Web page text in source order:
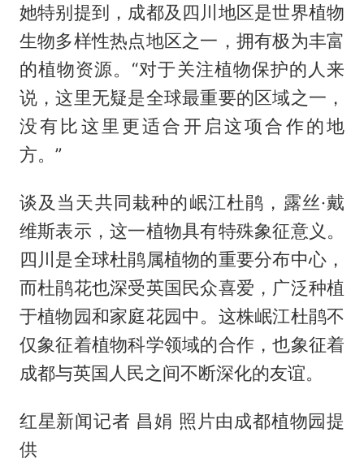
她特别提到，成都及四川地区是世界植物
生物多样性热点地区之一，拥有极为丰富
的植物资源。“对于关注植物保护的人来
说，这里无疑是全球最重要的区域之一，
没有比这里更适合开启这项合作的地
方。”
谈及当天共同栽种的岷江杜鹃，露丝·戴
维斯表示，这一植物具有特殊象征意义。
四川是全球杜鹃属植物的重要分布中心，
而杜鹃花也深受英国民众喜爱，广泛种植
于植物园和家庭花园中。这株岷江杜鹃不
仅象征着植物科学领域的合作，也象征着
成都与英国人民之间不断深化的友谊。
红星新闻记者 昌娟 照片由成都植物园提
供